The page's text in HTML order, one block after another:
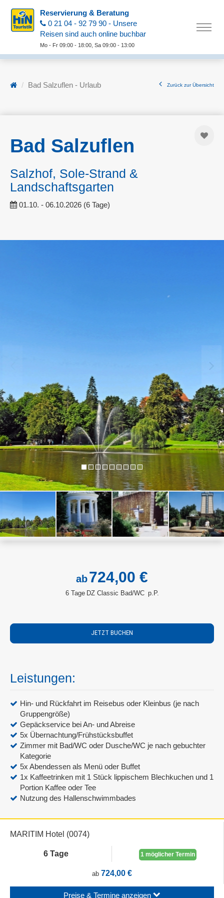
Reservierung & Beratung
0 21 04 - 92 79 90 - Unsere
Reisen sind auch online buchbar
Mo - Fr 09:00 - 18:00, Sa 09:00 - 13:00
Bad Salzuflen - Urlaub Zurück zur Übersicht
Bad Salzuflen
Salzhof, Sole-Strand &
Landschaftsgarten
01.10. - 06.10.2026 (6 Tage)
ab724,00 €
6 Tage DZ Classic Bad/WC p.P.
JETZT BUCHEN
Leistungen:
Hin- und Rückfahrt im Reisebus oder Kleinbus (je nach
Gruppengröße)
Gepäckservice bei An- und Abreise
5x Übernachtung/Frühstücksbuffet
Zimmer mit Bad/WC oder Dusche/WC je nach gebuchter
Kategorie
5x Abendessen als Menü oder Buffet
1x Kaffeetrinken mit 1 Stück lippischem Blechkuchen und 1
Portion Kaffee oder Tee
Nutzung des Hallenschwimmbades
MARITIM Hotel (0074)
6 Tage 1 möglicher Termin
ab 724,00 €
Preise & Termine anzeigen